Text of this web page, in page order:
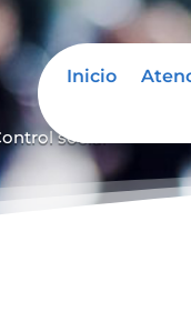
Inicio
social